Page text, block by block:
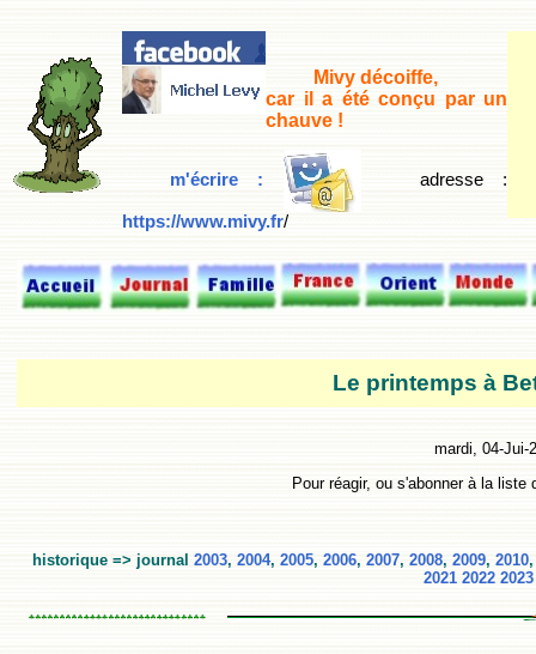
Mivy décoiffe,
car il a été conçu par un
chauve !
m'écrire : adresse:
https://www.mivy.fr/
Le printemps à
mardi, 04-Jui-
Pour réagir, ou s'abonner à la
historique => journal 2003, 2004, 2005, 2006, 2007, 2008, 2009, 2010
2021 2022 2023